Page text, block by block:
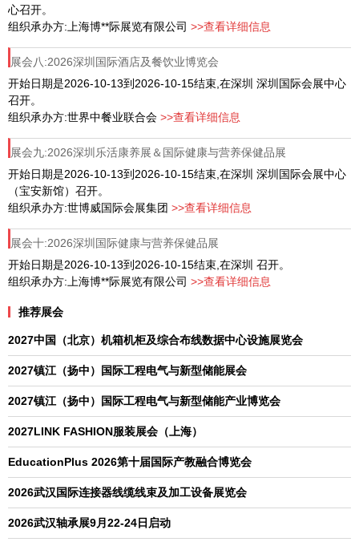
心召开。
组织承办方:上海博**际展览有限公司 >>查看详细信息
展会八:2026深圳国际酒店及餐饮业博览会
开始日期是2026-10-13到2026-10-15结束,在深圳 深圳国际会展中心
召开。
组织承办方:世界中餐业联合会 >>查看详细信息
展会九:2026深圳乐活康养展＆国际健康与营养保健品展
开始日期是2026-10-13到2026-10-15结束,在深圳 深圳国际会展中心
（宝安新馆）召开。
组织承办方:世博威国际会展集团 >>查看详细信息
展会十:2026深圳国际健康与营养保健品展
开始日期是2026-10-13到2026-10-15结束,在深圳 召开。
组织承办方:上海博**际展览有限公司 >>查看详细信息
推荐展会
2027中国（北京）机箱机柜及综合布线数据中心设施展览会
2027镇江（扬中）国际工程电气与新型储能展会
2027镇江（扬中）国际工程电气与新型储能产业博览会
2027LINK FASHION服装展会（上海）
EducationPlus 2026第十届国际产教融合博览会
2026武汉国际连接器线缆线束及加工设备展览会
2026武汉轴承展9月22-24日启动